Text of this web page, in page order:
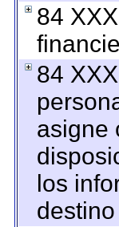
84
84
asigne
los